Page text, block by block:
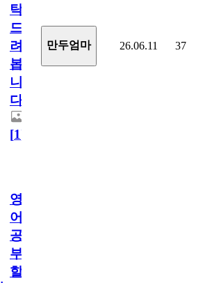
탁
드
려
봅
니
다.
[1]
만두엄마 26.06.11 37
영
어
공
부
할